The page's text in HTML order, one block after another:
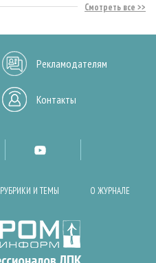
Смотреть все
Рекламодателям
Контакты
РУБРИКИ И ТЕМЫ О ЖУРНАЛЕ